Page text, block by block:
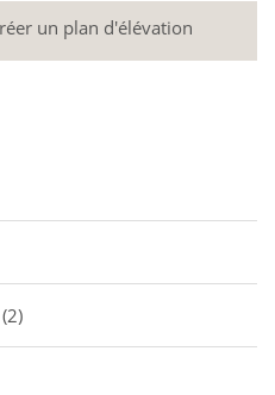
un plan d'élévation
(2)